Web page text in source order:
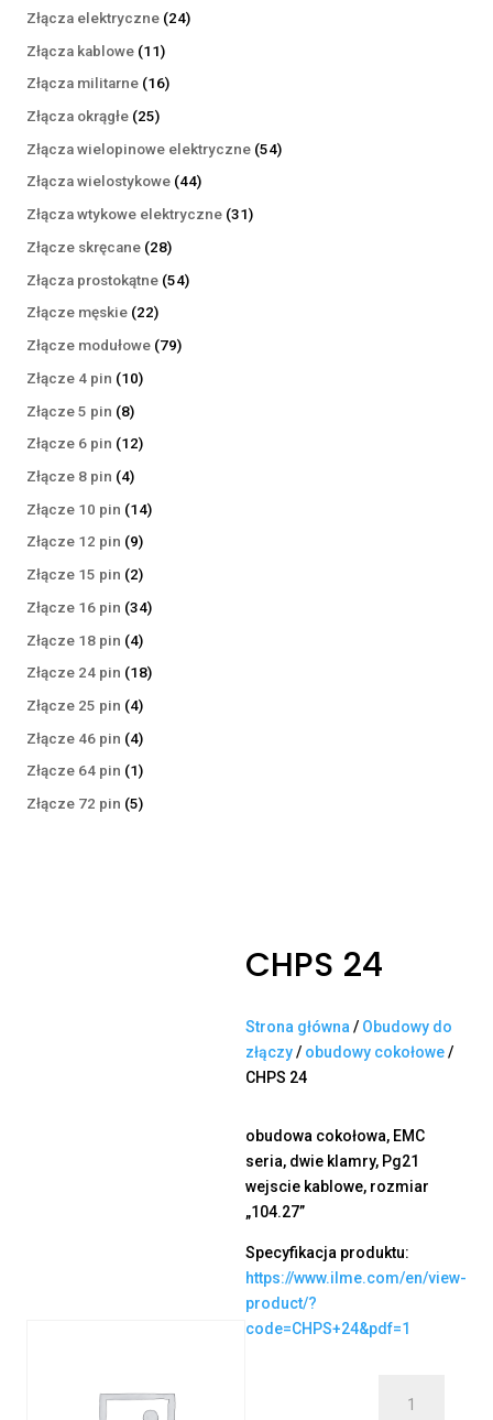
produkty
Złącza elektryczne 2424
Złącza kablowe 1111
produktów
Złącza militarne 1616
Złącza okrągłe 2525
produktów
Złącza wielopinowe elektryczne 5454
Złącza wielostykowe 4444
produkty
Złącza wtykowe elektryczne 3131
Złącze skręcane 2828
produktów
Złącza prostokątne 5454
Złącze męskie 2222
produkty
Złącze modułowe 7979
Złącze 4 pin 1010
Złącze 5 pin 88
produktów
Złącze 6 pin 1212
Złącze 8 pin 44
produkty
Złącze 10 pin 1414
Złącze 12 pin 99
produktów
Złącze 15 pin 22
produkty
Złącze 16 pin 3434
Złącze 18 pin 44
produkty
Złącze 24 pin 1818
Złącze 25 pin 44
produkty
Złącze 46 pin 44
produkty
Złącze 64 pin 11
produkt
Złącze 72 pin 55
CHPS 24
Strona główna / Obudowy do
złączy/ obudowy cokołowe/
CHPS 24
obudowa cokołowa, EMC
seria, dwie klamry, Pg21
wejscie kablowe, rozmiar
„104.27”
Specyfikacja produktu:
https://www.ilme.com/en/view-
product/?
code=CHPS+24&pdf=1
CHPS